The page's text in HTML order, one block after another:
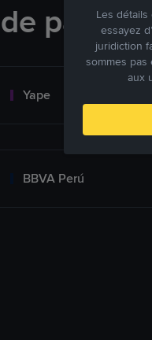
Yape
BBVA Perú
Les
essayez
juridiction
sommes
aux